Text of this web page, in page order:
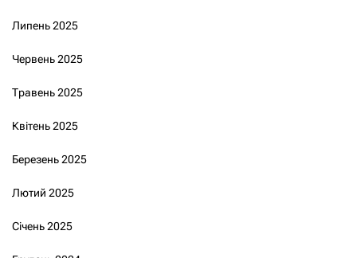
Липень 2025
Червень 2025
Травень 2025
Квітень 2025
Березень 2025
Лютий 2025
Січень 2025